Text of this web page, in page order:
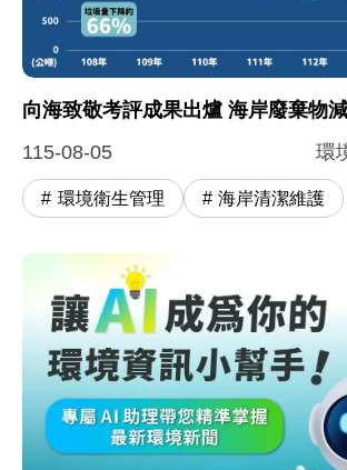
向海致敬考評成果出爐 海岸廢棄物
115-08-05
環
環境衛生管理 海岸清潔維護